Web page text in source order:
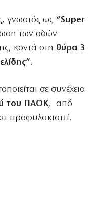
γνωστός ως“Super
των οδών
κοντά στη θύρα 3
.
σε συνέχεια
του ΠΑΟΚ, από
προφυλακιστεί.